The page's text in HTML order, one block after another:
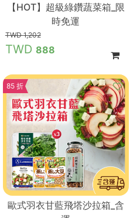
【HOT】超級綠鑽蔬菜箱_限
時免運
1,202
888
85 折
歐式羽衣甘藍飛塔沙拉箱_含